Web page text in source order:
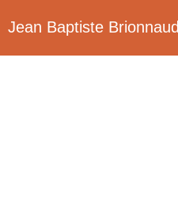
Jean Baptiste Brionnaud